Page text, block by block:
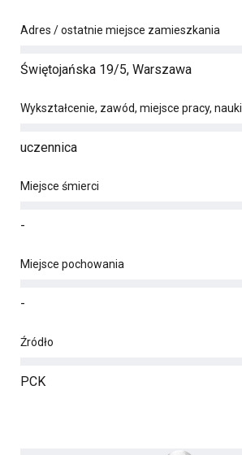
Adres / ostatnie miejsce zamieszkania
Świętojańska 19/5, Warszawa
Wykształcenie, zawód, miejsce pracy, nauki
uczennica
Miejsce śmierci
-
Miejsce pochowania
-
Źródło
PCK